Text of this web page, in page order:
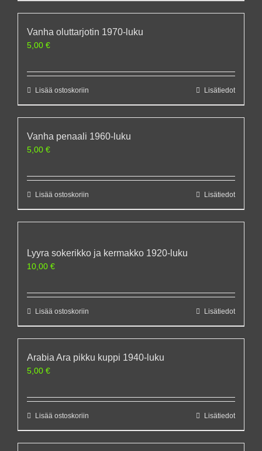
Vanha oluttarjotin 1970-luku
5,00 €
Lisää ostoskoriin Lisätiedot
Vanha penaali 1960-luku
5,00 €
Lisää ostoskoriin Lisätiedot
Lyyra sokerikko ja kermakko 1920-luku
10,00 €
Lisää ostoskoriin Lisätiedot
Arabia Ara pikku kuppi 1940-luku
5,00 €
Lisää ostoskoriin Lisätiedot